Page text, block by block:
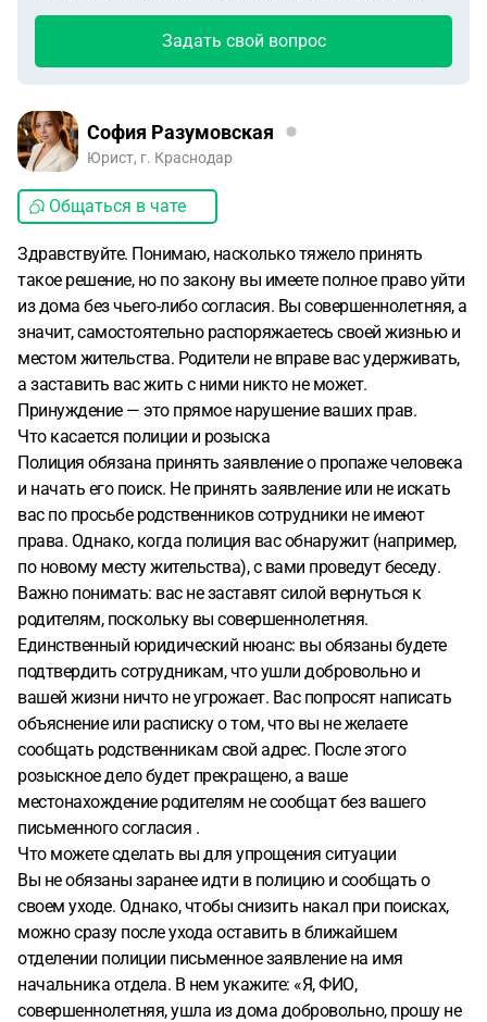
Задать свой вопрос
София Разумовская
Юрист, г. Краснодар
Общаться в чате
Здравствуйте. Понимаю, насколько тяжело принять
такое решение, но по закону вы имеете полное право уйти
из дома без чьего-либо согласия. Вы совершеннолетняя, а
значит, самостоятельно распоряжаетесь своей жизнью и
местом жительства. Родители не вправе вас удерживать,
а заставить вас жить с ними никто не может.
Принуждение — это прямое нарушение ваших прав.
Что касается полиции и розыска
Полиция обязана принять заявление о пропаже человека
и начать его поиск. Не принять заявление или не искать
вас по просьбе родственников сотрудники не имеют
права. Однако, когда полиция вас обнаружит (например,
по новому месту жительства), с вами проведут беседу.
Важно понимать: вас не заставят силой вернуться к
родителям, поскольку вы совершеннолетняя.
Единственный юридический нюанс: вы обязаны будете
подтвердить сотрудникам, что ушли добровольно и
вашей жизни ничто не угрожает. Вас попросят написать
объяснение или расписку о том, что вы не желаете
сообщать родственникам свой адрес. После этого
розыскное дело будет прекращено, а ваше
местонахождение родителям не сообщат без вашего
письменного согласия .
Что можете сделать вы для упрощения ситуации
Вы не обязаны заранее идти в полицию и сообщать о
своем уходе. Однако, чтобы снизить накал при поисках,
можно сразу после ухода оставить в ближайшем
отделении полиции письменное заявление на имя
начальника отдела. В нем укажите: «Я, ФИО,
совершеннолетняя, ушла из дома добровольно, прошу не